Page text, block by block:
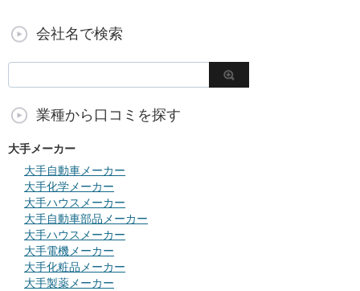
会社名で検索
業種から口コミを探す
大手メーカー
大手自動車メーカー
大手化学メーカー
大手ハウスメーカー
大手自動車部品メーカー
大手ハウスメーカー
大手電機メーカー
大手化粧品メーカー
大手製薬メーカー